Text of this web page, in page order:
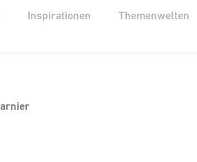
Inspirationen Themenwelten